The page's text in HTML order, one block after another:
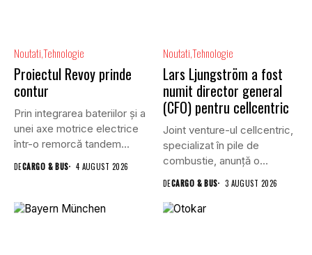
NoutatiTehnologie
Proiectul Revoy prinde
contur
Prin integrarea bateriilor și a
unei axe motrice electrice
într-o remorcă tandem...
DECARGO & BUS 4 AUGUST 2026
NoutatiTehnologie
Lars Ljungström a fost
numit director general
(CFO) pentru cellcentric
Joint venture-ul cellcentric,
specializat în pile de
combustie, anunță o
DECARGO & BUS 3 AUGUST 2026